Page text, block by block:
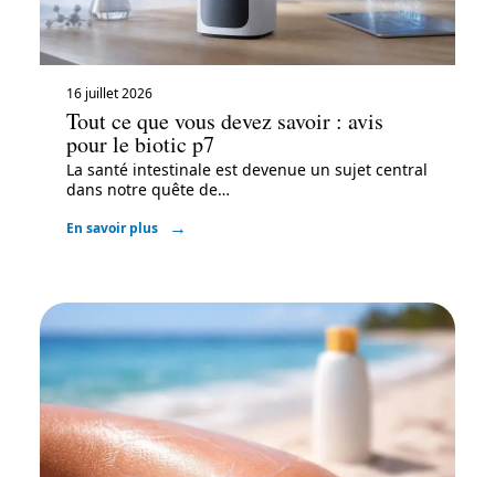
16 juillet 2026
Tout ce que vous devez savoir : avis
pour le biotic p7
La santé intestinale est devenue un sujet central
dans notre quête de…
En savoir plus